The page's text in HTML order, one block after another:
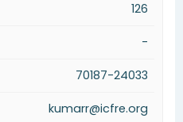
126
-
70187-24033
kumarr@icfre.org